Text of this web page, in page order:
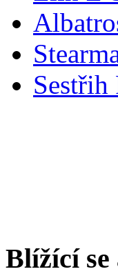
Sestřih
Blížící se